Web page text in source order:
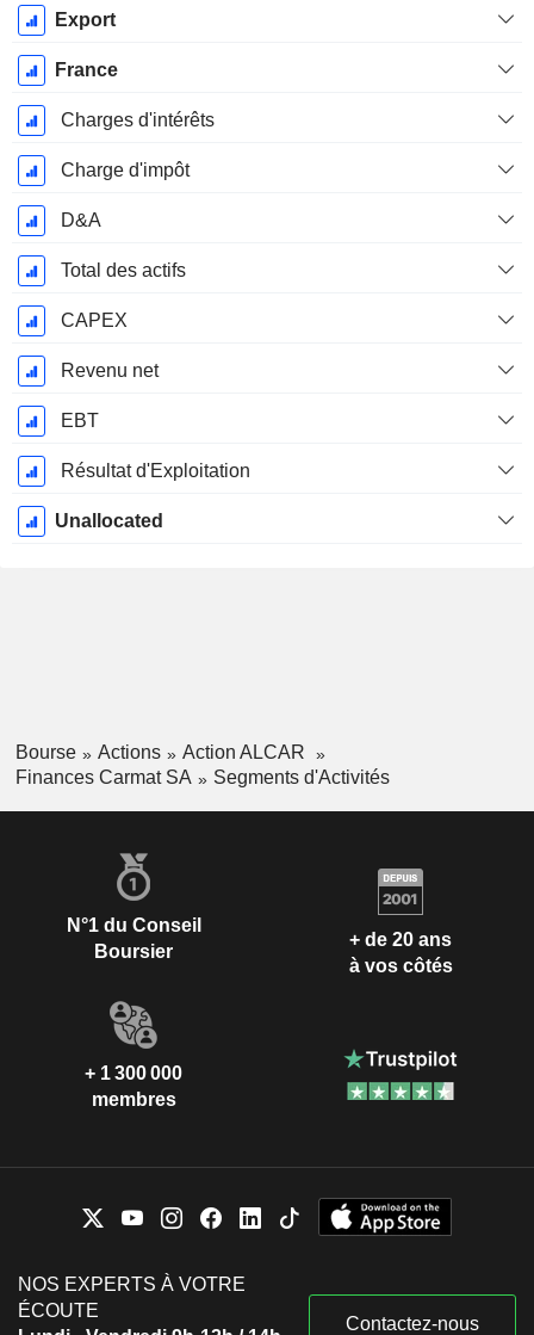
Période
Fiscale:
Décembre
Export
France
Charges d'intérêts
Charge d'impôt
D&A
Total des actifs
CAPEX
Revenu net
EBT
Résultat d'Exploitation
Unallocated
Bourse Actions
Action ALCAR
Finances Carmat SA
Segments d'Activités
N°1 du Conseil
Boursier
+ de 20 ans
à vos côtés
+ 1 300 000
membres
NOS EXPERTS À VOTRE
ÉCOUTE
Contactez-nous